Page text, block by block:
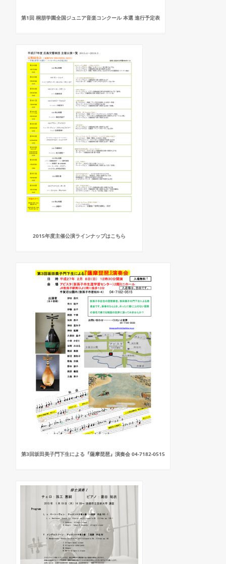
第1回 桐朋学園全国ジュニア音楽コンクール 本選 進行予定表
2015年度主催公演ラインナップはこちら
第3回坂田美子門下生による『薩摩琵琶』演奏会 04-7182-0515